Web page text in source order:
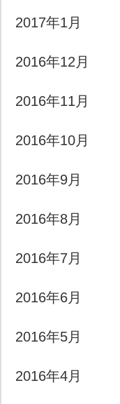
2017年1月
2016年12月
2016年11月
2016年10月
2016年9月
2016年8月
2016年7月
2016年6月
2016年5月
2016年4月